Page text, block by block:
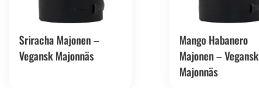
Sriracha Majonen –
Vegansk Majonnäs
Mango Habanero
Majonen – Vegansk
Majonnäs